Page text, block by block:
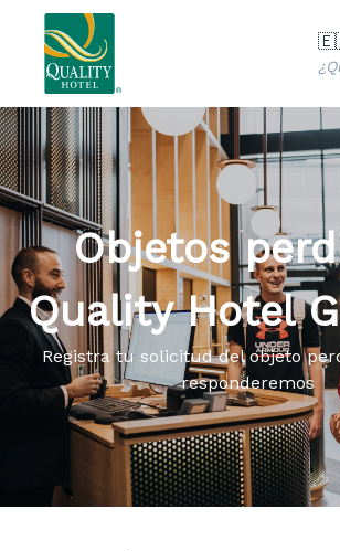
Objetos
Quality Hotel
Registra tu solicitud del objeto
responderemos